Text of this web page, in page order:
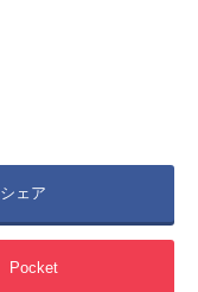
シェア
Pocket